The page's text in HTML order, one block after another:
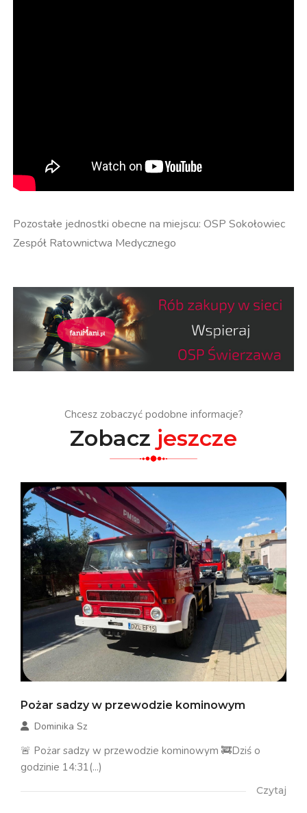
Pozostałe jednostki obecne na miejscu: OSP Sokołowiec
Zespół Ratownictwa Medycznego
Chcesz zobaczyć podobne informacje?
Zobacz jeszcze
Pożar sadzy w przewodzie kominowym
Dominika Sz
🚨 Pożar sadzy w przewodzie kominowym 🚒Dziś o
godzinie 14:31(...)
Czytaj